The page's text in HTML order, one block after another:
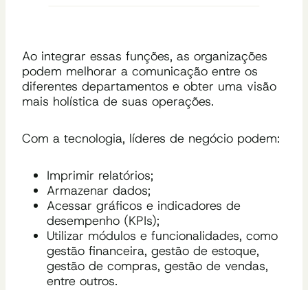
Ao integrar essas funções, as organizações
podem melhorar a comunicação entre os
diferentes departamentos e obter uma visão
mais holística de suas operações.
Com a tecnologia, líderes de negócio podem:
Imprimir relatórios;
Armazenar dados;
Acessar gráficos e indicadores de
desempenho (KPIs);
Utilizar módulos e funcionalidades, como
gestão financeira, gestão de estoque,
gestão de compras, gestão de vendas,
entre outros.